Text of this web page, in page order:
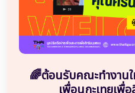
🌈ต้อนรับคณะทำงาน